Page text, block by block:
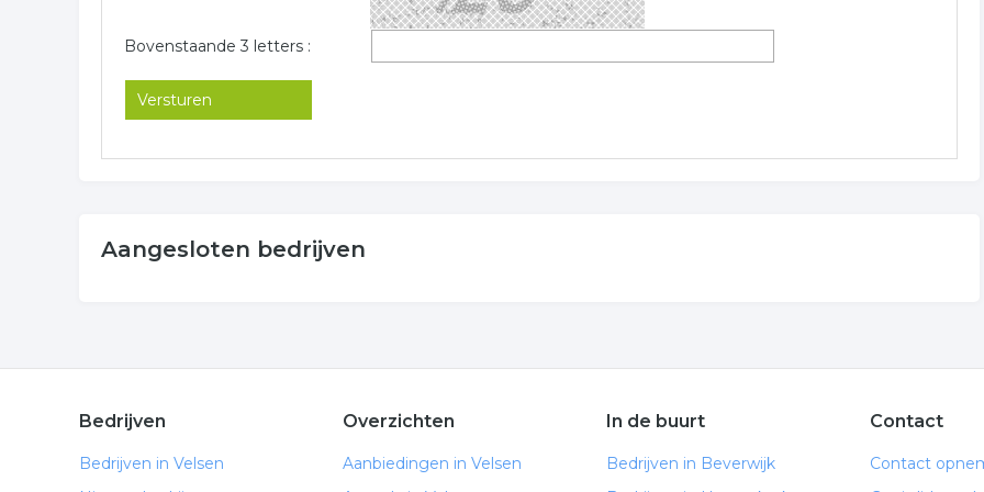
Bovenstaande 3 letters :
Aangesloten bedrijven
Bedrijven
Bedrijven in Velsen
Overzichten
Aanbiedingen in Velsen
In de buurt
Bedrijven in Beverwijk
Contact
Contact